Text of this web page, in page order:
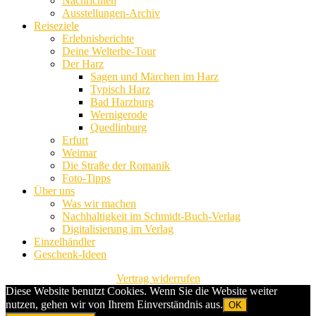
Ausstellungen-Archiv
Reiseziele
Erlebnisberichte
Deine Welterbe-Tour
Der Harz
Sagen und Märchen im Harz
Typisch Harz
Bad Harzburg
Wernigerode
Quedlinburg
Erfurt
Weimar
Die Straße der Romanik
Foto-Tipps
Über uns
Was wir machen
Nachhaltigkeit im Schmidt-Buch-Verlag
Digitalisierung im Verlag
Einzelhändler
Geschenk-Ideen
Vertrag widerrufen
Diese Website benutzt Cookies. Wenn Sie die Website weiter
nutzen, gehen wir von Ihrem Einverständnis aus. OK